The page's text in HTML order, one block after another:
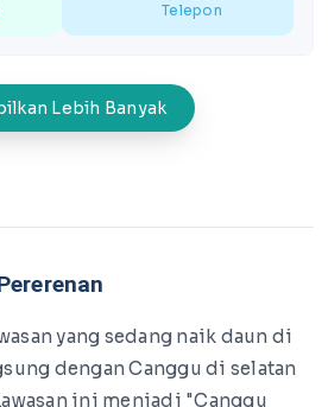
Telepon
Lebih Banyak
yang sedang naik daun di
dengan Canggu di selatan
ini menjadi "Canggu